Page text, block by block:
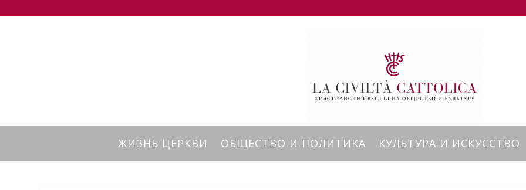
ЖИЗНЬ ЦЕРКВИ ОБЩЕСТВО И ПОЛИТИКА КУЛЬТУРА И ИСКУССТВО